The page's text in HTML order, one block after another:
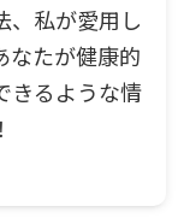
、私が愛用し
なたが健康的
きるような情